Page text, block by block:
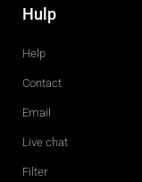
Hulp
Help
Contact
Email
Live chat
Filter